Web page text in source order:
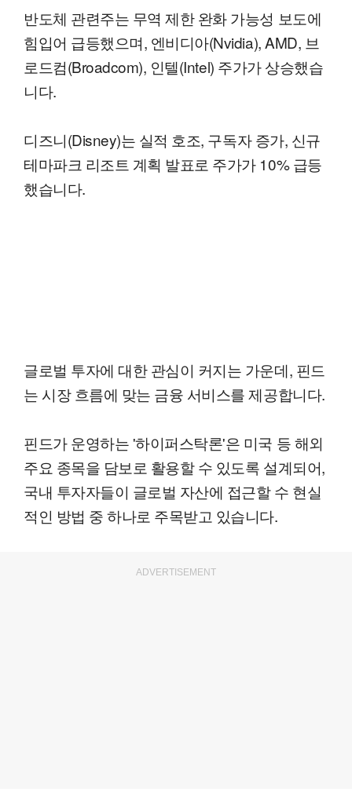
반도체 관련주는 무역 제한 완화 가능성 보도에
힘입어 급등했으며, 엔비디아(Nvidia), AMD, 브
로드컴(Broadcom), 인텔(Intel) 주가가 상승했습
니다.
디즈니(Disney)는 실적 호조, 구독자 증가, 신규
테마파크 리조트 계획 발표로 주가가 10% 급등
했습니다.
글로벌 투자에 대한 관심이 커지는 가운데, 핀드
는 시장 흐름에 맞는 금융 서비스를 제공합니다.
핀드가 운영하는 '하이퍼스탁론'은 미국 등 해외
주요 종목을 담보로 활용할 수 있도록 설계되어,
국내 투자자들이 글로벌 자산에 접근할 수 현실
적인 방법 중 하나로 주목받고 있습니다.
ADVERTISEMENT